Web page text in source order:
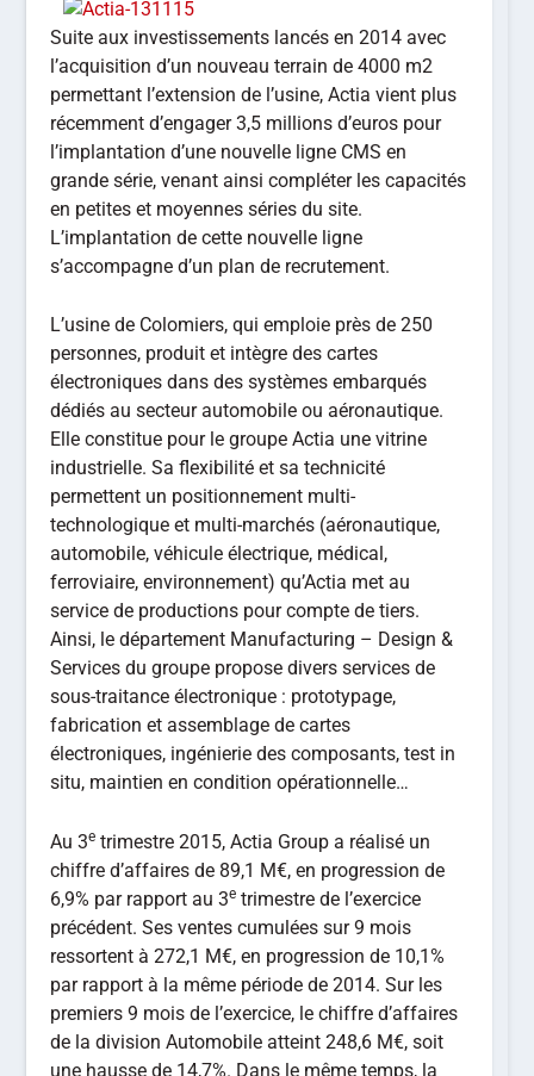
Suite aux investissements lancés en 2014 avec
l’acquisition d’un nouveau terrain de 4000 m2
permettant l’extension de l’usine, Actia vient plus
récemment d’engager 3,5 millions d’euros pour
l’implantation d’une nouvelle ligne CMS en
grande série, venant ainsi compléter les capacités
en petites et moyennes séries du site.
L’implantation de cette nouvelle ligne
s’accompagne d’un plan de recrutement.
L’usine de Colomiers, qui emploie près de 250
personnes, produit et intègre des cartes
électroniques dans des systèmes embarqués
dédiés au secteur automobile ou aéronautique.
Elle constitue pour le groupe Actia une vitrine
industrielle. Sa flexibilité et sa technicité
permettent un positionnement multi-
technologique et multi-marchés (aéronautique,
automobile, véhicule électrique, médical,
ferroviaire, environnement) qu’Actia met au
service de productions pour compte de tiers.
Ainsi, le département Manufacturing – Design &
Services du groupe propose divers services de
sous-traitance électronique : prototypage,
fabrication et assemblage de cartes
électroniques, ingénierie des composants, test in
situ, maintien en condition opérationnelle…
Au 3e trimestre 2015, Actia Group a réalisé un
chiffre d’affaires de 89,1 M€, en progression de
6,9% par rapport au 3e trimestre de l’exercice
précédent. Ses ventes cumulées sur 9 mois
ressortent à 272,1 M€, en progression de 10,1%
par rapport à la même période de 2014. Sur les
premiers 9 mois de l’exercice, le chiffre d’affaires
de la division Automobile atteint 248,6 M€, soit
une hausse de 14,7%. Dans le même temps, la